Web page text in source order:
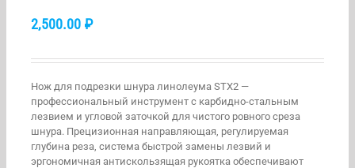
2,500.00 ₽
Нож для подрезки шнура линолеума STX2 —
профессиональный инструмент с карбидно-стальным
лезвием и угловой заточкой для чистого ровного среза
шнура. Прецизионная направляющая, регулируемая
глубина реза, система быстрой замены лезвий и
эргономичная антискользящая рукоятка обеспечивают